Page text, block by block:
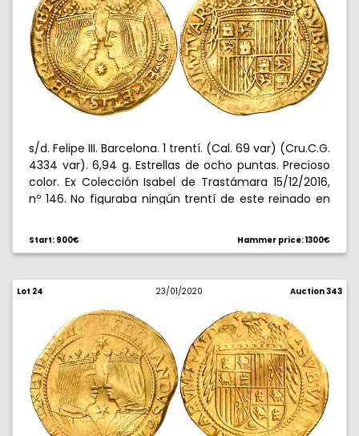
s/d. Felipe III. Barcelona. 1 trentí. (Cal. 69 var) (Cru.C.G.
4334 var). 6,94 g. Estrellas de ocho puntas. Precioso
color. Ex Colección Isabel de Trastámara 15/12/2016,
nº 146. No figuraba ningún trentí de este reinado en
Start: 900€ Hammer price: 1300€
Lot 24 23/01/2020 Auction 343